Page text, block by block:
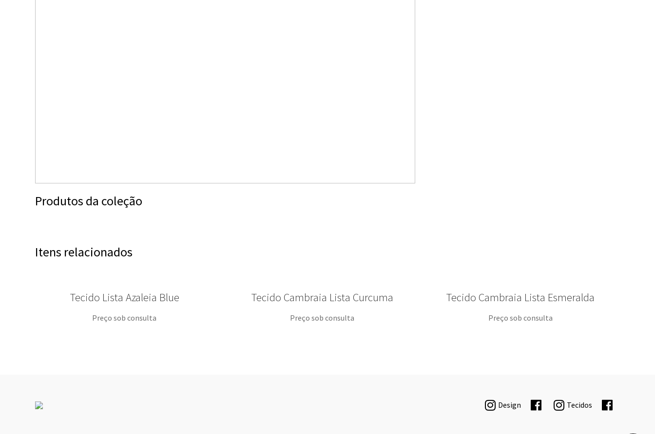
Produtos da coleção
Itens relacionados
Tecido Lista Azaleia Blue
Preço sob consulta
Tecido Cambraia Lista Curcuma
Preço sob consulta
Tecido Cambraia Lista Esmeralda
Preço sob consulta
Design Tecidos